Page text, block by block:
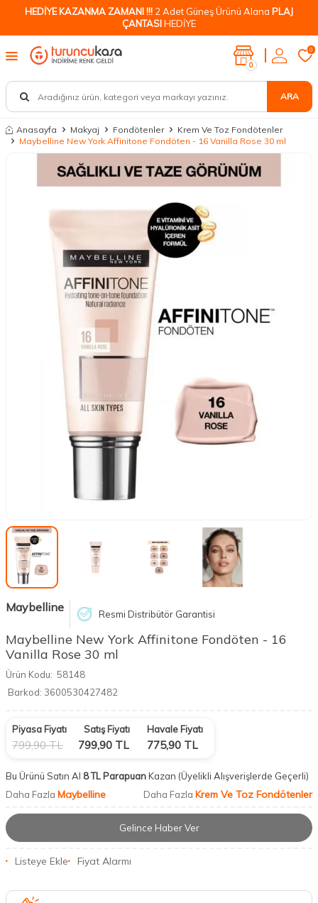
HEDİYE KAZANMA ZAMANI !!! 2 Adet Güneş Ürünü Alana PLAJ
ÇANTASIHEDİYE
ARA
0
0
Anasayfa Makyaj Fondötenler
Krem Ve Toz Fondötenler
Maybelline New York Affinitone Fondöten - 16 Vanilla Rose 30 ml
Maybelline Resmi Distribütör Garantisi
Maybelline New York Affinitone Fondöten - 16
Vanilla Rose 30 ml
Ürün Kodu: 58148
Barkod: 3600530427482
Piyasa Fiyatı
799,90TL
Satış Fiyatı
799,90 TL
Havale Fiyatı
775,90 TL
Bu Ürünü Satın Al 8 TL ParapuanKazan (Üyelikli Alışverişlerde Geçerli)
Daha Fazla Maybelline Daha Fazla Krem Ve Toz Fondötenler
Gelince Haber Ver
Listeye Ekle Fiyat Alarmı